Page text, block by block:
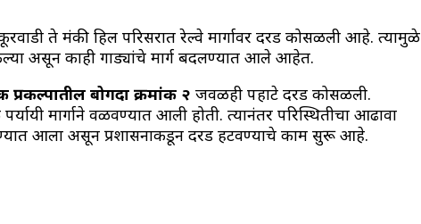
ते मंकी हिल परिसरात रेल्वे मार्गावर दरड कोसळली आहे. त्यामुळे
असून काही गाड्यांचे मार्ग बदलण्यात आले आहेत.
प्रकल्पातील बोगदा क्रमांक २ जवळही पहाटे दरड कोसळली.
मार्गाने वळवण्यात आली होती. त्यानंतर परिस्थितीचा आढावा
आला असून प्रशासनाकडून दरड हटवण्याचे काम सुरू आहे.